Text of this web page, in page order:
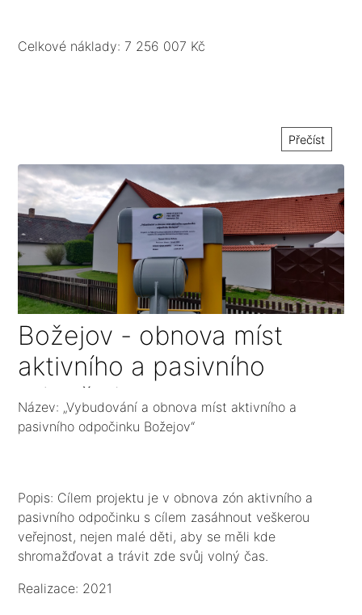
Celkové náklady: 7 256 007 Kč
Přečíst
Božejov - obnova míst
aktivního a pasivního
odpočinku
Název: „Vybudování a obnova míst aktivního a
pasivního odpočinku Božejov“
Popis: Cílem projektu je v obnova zón aktivního a
pasivního odpočinku s cílem zasáhnout veškerou
veřejnost, nejen malé děti, aby se měli kde
shromažďovat a trávit zde svůj volný čas.
Realizace: 2021